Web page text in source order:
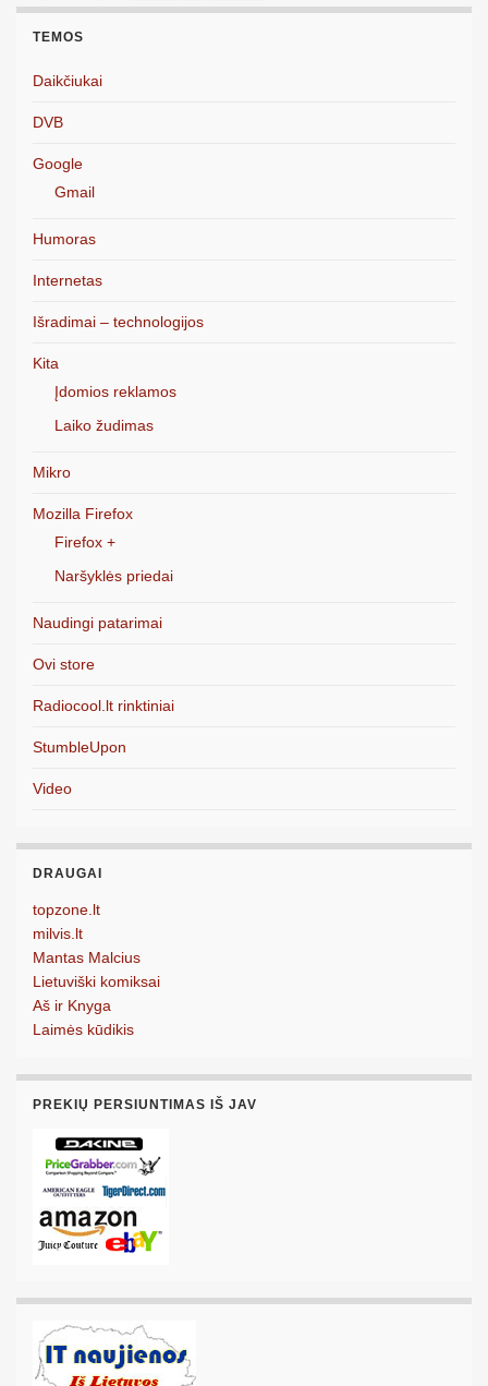
TEMOS
Daikčiukai
DVB
Google
Gmail
Humoras
Internetas
Išradimai – technologijos
Kita
Įdomios reklamos
Laiko žudimas
Mikro
Mozilla Firefox
Firefox +
Naršyklės priedai
Naudingi patarimai
Ovi store
Radiocool.lt rinktiniai
StumbleUpon
Video
DRAUGAI
topzone.lt
milvis.lt
Mantas Malcius
Lietuviški komiksai
Aš ir Knyga
Laimės kūdikis
PREKIŲ PERSIUNTIMAS IŠ JAV